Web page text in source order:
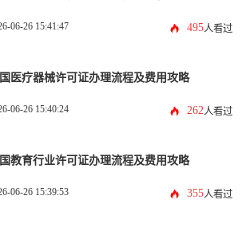
06-26 15:41:47 495人看过
医疗器械许可证办理流程及费用攻略
06-26 15:40:24 262人看过
教育行业许可证办理流程及费用攻略
06-26 15:39:53 355人看过